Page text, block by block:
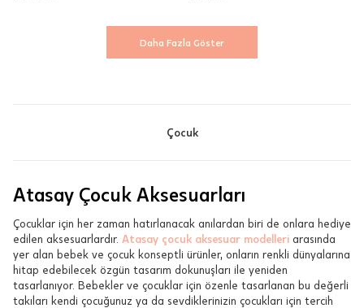
Daha Fazla Göster
Çocuk
Atasay Çocuk Aksesuarları
Çocuklar için her zaman hatırlanacak anılardan biri de onlara hediye
edilen aksesuarlardır. Atasay çocuk aksesuar modelleri arasında
yer alan bebek ve çocuk konseptli ürünler, onların renkli dünyalarına
hitap edebilecek özgün tasarım dokunuşları ile yeniden
tasarlanıyor. Bebekler ve çocuklar için özenle tasarlanan bu değerli
takıları kendi çocuğunuz ya da sevdiklerinizin çocukları için tercih